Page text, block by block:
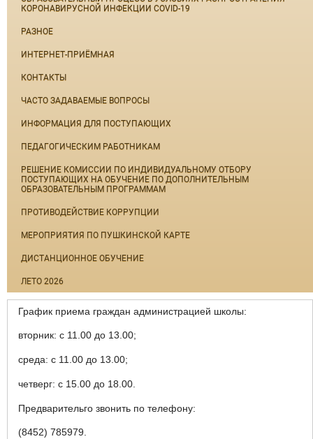
КОРОНАВИРУСНОЙ ИНФЕКЦИИ COVID-19
РАЗНОЕ
ИНТЕРНЕТ-ПРИЁМНАЯ
КОНТАКТЫ
ЧАСТО ЗАДАВАЕМЫЕ ВОПРОСЫ
ИНФОРМАЦИЯ ДЛЯ ПОСТУПАЮЩИХ
ПЕДАГОГИЧЕСКИМ РАБОТНИКАМ
РЕШЕНИЕ КОМИССИИ ПО ИНДИВИДУАЛЬНОМУ ОТБОРУ
ПОСТУПАЮЩИХ НА ОБУЧЕНИЕ ПО ДОПОЛНИТЕЛЬНЫМ
ОБРАЗОВАТЕЛЬНЫМ ПРОГРАММАМ
ПРОТИВОДЕЙСТВИЕ КОРРУПЦИИ
МЕРОПРИЯТИЯ ПО ПУШКИНСКОЙ КАРТЕ
ДИСТАНЦИОННОЕ ОБУЧЕНИЕ
ЛЕТО 2026
График приема граждан администрацией школы:
вторник: с 11.00 до 13.00;
среда: с 11.00 до 13.00;
четверг: с 15.00 до 18.00.
Предварительго звонить по телефону:
(8452) 785979.